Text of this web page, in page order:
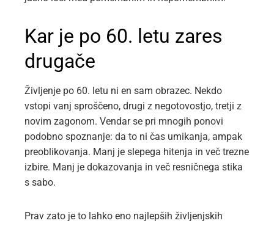
Kar je po 60. letu zares
drugače
Življenje po 60. letu ni en sam obrazec. Nekdo
vstopi vanj sproščeno, drugi z negotovostjo, tretji z
novim zagonom. Vendar se pri mnogih ponovi
podobno spoznanje: da to ni čas umikanja, ampak
preoblikovanja. Manj je slepega hitenja in več trezne
izbire. Manj je dokazovanja in več resničnega stika
s sabo.
Prav zato je to lahko eno najlepših življenjskih